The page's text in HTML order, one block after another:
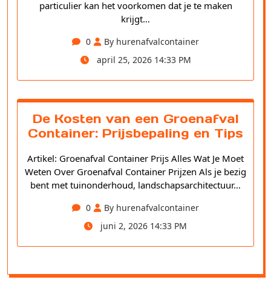
particulier kan het voorkomen dat je te maken
krijgt…
0
By hurenafvalcontainer
april 25, 2026 14:33 PM
De Kosten van een Groenafval
Container: Prijsbepaling en Tips
Artikel: Groenafval Container Prijs Alles Wat Je Moet
Weten Over Groenafval Container Prijzen Als je bezig
bent met tuinonderhoud, landschapsarchitectuur…
0
By hurenafvalcontainer
juni 2, 2026 14:33 PM